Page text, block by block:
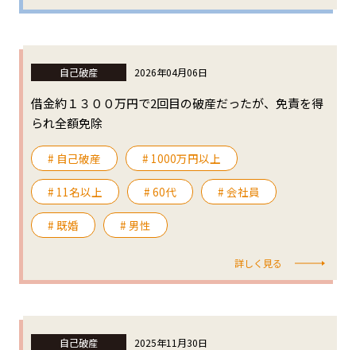
自己破産 2026年04月06日
借金約１３００万円で2回目の破産だったが、免責を得
られ全額免除
# 自己破産 # 1000万円以上
# 11名以上 # 60代 # 会社員
# 既婚 # 男性
詳しく見る
自己破産 2025年11月30日